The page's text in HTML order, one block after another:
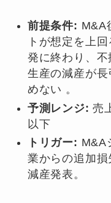
前提条件: M&A
トが想定を上
発に終わり、
生産の減産が
めない 。
予測レンジ: 売
以下
トリガー: M&A
業からの追加
減産発表。